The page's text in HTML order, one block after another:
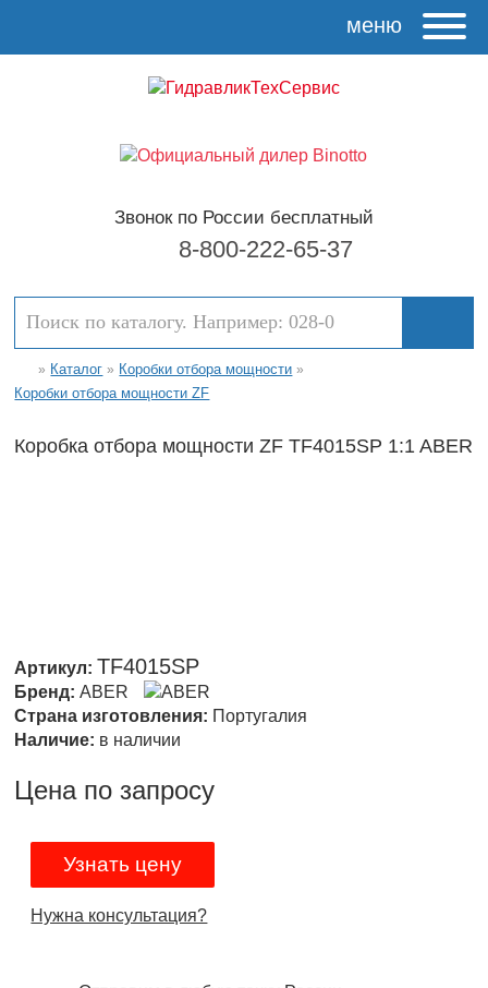
меню
Звонок по России бесплатный
8-800-222-65-37
» Каталог » Коробки отбора мощности »
Коробки отбора мощности ZF
Коробка отбора мощности ZF TF4015SP 1:1 ABER
Артикул: TF4015SP
Бренд: ABER
Страна изготовления: Португалия
Наличие: в наличии
Цена по запросу
Узнать цену
Нужна консультация?